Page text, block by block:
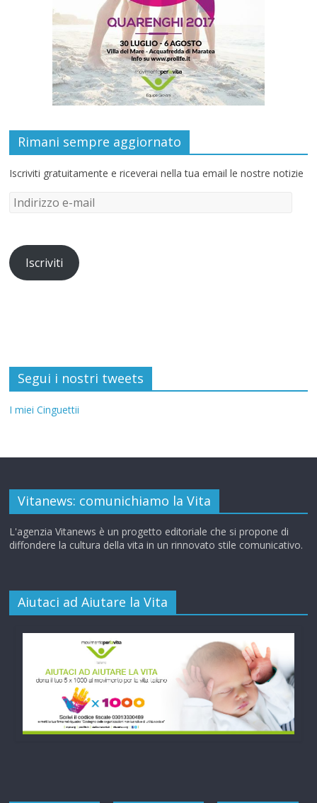
Rimani sempre aggiornato
Iscriviti gratuitamente e riceverai nella tua email le nostre notizie
Iscriviti
Segui i nostri tweets
I miei Cinguettii
Vitanews: comunichiamo la Vita
L'agenzia Vitanews è un progetto editoriale che si propone di
diffondere la cultura della vita in un rinnovato stile comunicativo.
Aiutaci ad Aiutare la Vita